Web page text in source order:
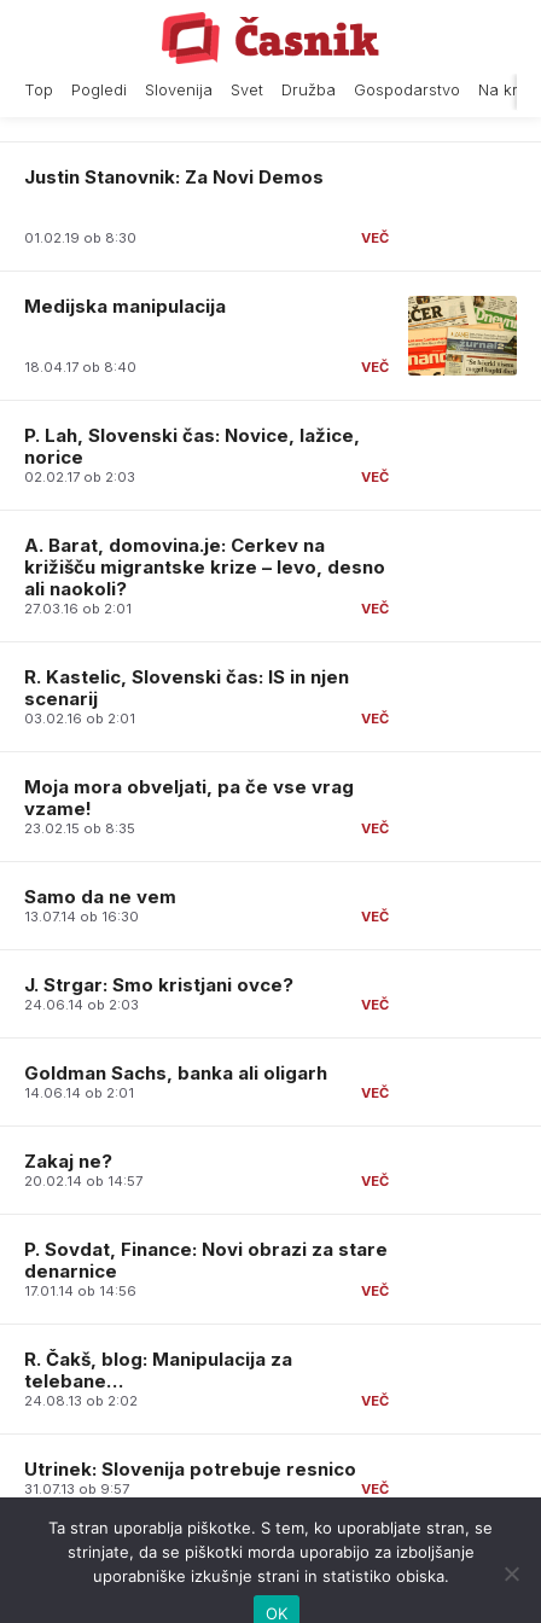
Top Pogledi Slovenija Svet Družba Gospodarstvo Na
Justin Stanovnik: Za Novi Demos
01.02.19 ob 8:30
Medijska manipulacija
18.04.17 ob 8:40
P. Lah, Slovenski čas: Novice, lažice,
norice
02.02.17 ob 2:03
A. Barat, domovina.je: Cerkev na
križišču migrantske krize – levo, desno
ali naokoli?
27.03.16 ob 2:01
R. Kastelic, Slovenski čas: IS in njen
scenarij
03.02.16 ob 2:01
Moja mora obveljati, pa če vse vrag
vzame!
23.02.15 ob 8:35
Samo da ne vem
13.07.14 ob 16:30
J. Strgar: Smo kristjani ovce?
24.06.14 ob 2:03
Goldman Sachs, banka ali oligarh
14.06.14 ob 2:01
Zakaj ne?
20.02.14 ob 14:57
P. Sovdat, Finance: Novi obrazi za stare
denarnice
17.01.14 ob 14:56
R. Čakš, blog: Manipulacija za
telebane…
24.08.13 ob 2:02
Utrinek: Slovenija potrebuje resnico
31.07.13 ob 9:57
Ta stran uporablja piškotke. S tem, ko uporabljate stran, se
strinjate, da se piškotki morda uporabijo za izboljšanje
uporabniške izkušnje strani in statistiko obiska.
OK